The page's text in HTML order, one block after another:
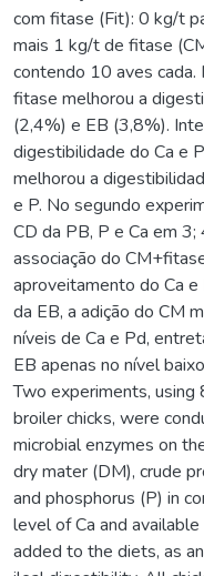
com fitase (Fit): 0 kg/t
mais 1 kg/t de fitase
contendo 10 aves
fitase melhorou a
(2,4%) e EB (3,8%).
digestibilidade do Ca e
melhorou a
e P. No segundo
CD da PB, P e Ca em
associação do
aproveitamento do Ca e
da EB, a adição do CM
níveis de Ca e Pd,
EB apenas no nível
Two experiments,
broiler chicks, were
microbial enzymes on
dry mater (DM), crude
and phosphorus (P) in
level of Ca and
added to the diets, as